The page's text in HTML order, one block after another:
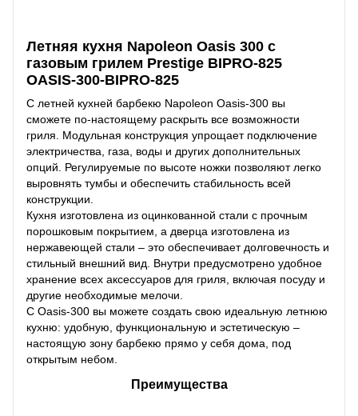
Летняя кухня Napoleon Oasis 300 с
газовым грилем Prestige BIPRO-825
OASIS-300-BIPRO-825
С летней кухней барбекю Napoleon Oasis-300 вы
сможете по-настоящему раскрыть все возможности
гриля. Модульная конструкция упрощает подключение
электричества, газа, воды и других дополнительных
опций. Регулируемые по высоте ножки позволяют легко
выровнять тумбы и обеспечить стабильность всей
конструкции.
Кухня изготовлена ​​из оцинкованной стали с прочным
порошковым покрытием, а дверца изготовлена ​​из
нержавеющей стали – это обеспечивает долговечность и
стильный внешний вид. Внутри предусмотрено удобное
хранение всех аксессуаров для гриля, включая посуду и
другие необходимые мелочи.
С Oasis-300 вы можете создать свою идеальную летнюю
кухню: удобную, функциональную и эстетическую –
настоящую зону барбекю прямо у себя дома, под
открытым небом.
Преимущества